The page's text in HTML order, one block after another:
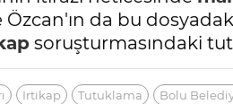
Özcan'ın da bu
soruşturmasındaki
Irtikap Tutuklama Bolu